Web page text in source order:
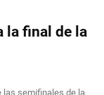
la final de la
las semifinales de la